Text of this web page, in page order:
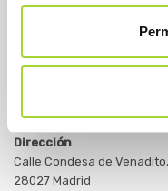
Dirección
Calle Condesa de Venadito,
28027 Madrid